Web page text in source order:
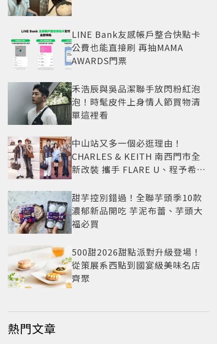
LINE Bank友感帳戶整合快點卡
公費也能直接刷 再抽MAMA
AWARDS門票
禾浩辰與吳品潔聯手放閃粉紅泡
泡！時髦皮件上身情人節買物清
單這裡看
中山站又多一個必逛理由！
CHARLES & KEITH 南西門市全
新改裝 攜手 FLARE U、程予希演
甜芋控別錯過！全聯芋頭季10款
濃郁新品開吃 芋泥布蕾、芋頭大
福必買
500甜2026甜點派對升級登場！
從策展系西點到國宴級美味名店
齊聚
熱門文章